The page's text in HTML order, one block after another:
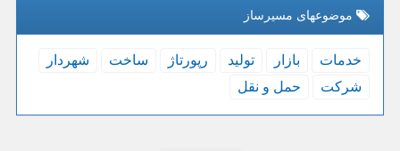
موضوعهای مسیرساز
خدمات بازار تولید رپورتاژ ساخت
شهردار
شركت
حمل و نقل